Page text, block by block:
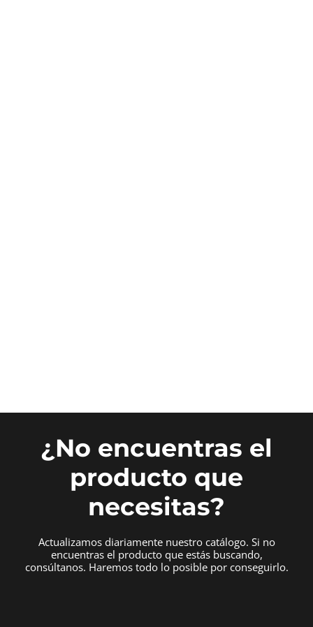
¿No encuentras el
producto que
necesitas?
Actualizamos diariamente nuestro catálogo. Si no
encuentras el producto que estás buscando,
consúltanos. Haremos todo lo posible por conseguirlo.